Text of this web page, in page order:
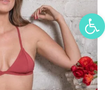
פתח סרגל נגישות